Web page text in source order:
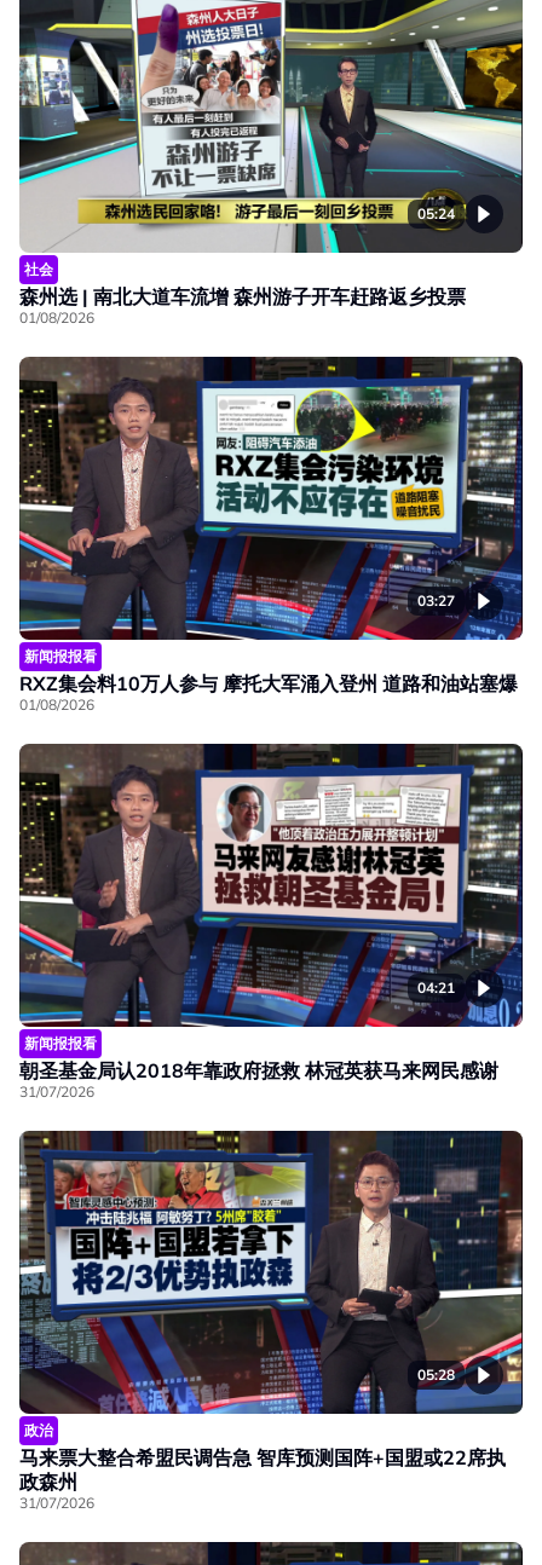
05:24
社会
森州选 | 南北大道车流增 森州游子开车赶路返乡投票
01/08/2026
03:27
新闻报报看
RXZ集会料10万人参与 摩托大军涌入登州 道路和油站塞爆
01/08/2026
04:21
新闻报报看
朝圣基金局认2018年靠政府拯救 林冠英获马来网民感谢
31/07/2026
05:28
政治
马来票大整合希盟民调告急 智库预测国阵+国盟或22席执
政森州
31/07/2026